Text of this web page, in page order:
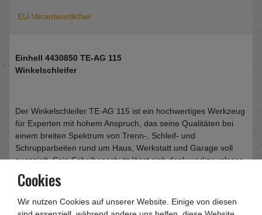
EU-Verantwortlicher
Einhell 4430850 TE-AG 115
Winkelschleifer
Der Winkelschleifer TE-AG 115 ist ein hochwertiges Werkzeug
für Experten mit hohem Anspruch, das seine Qualitäten bei
einem breiten Spektrum von Trenn-, Schleif- und
Schrupparbeiten rund um Haus, Werkstatt und Garage voll
ausspielt. Sein Scheibenschutz lässt sich dank werkzeugloser
Schnellverstellung im Handumdrehen an jede Aufgabe
anpassen, und die Spindelarretierung ermöglicht einfachen
und schnellen Werkzeugwechsel. Der TE-AG 115 ist mit einem
robusten, flachen Metallgetriebekopf ausgestattet, der für
Cookies
Wir nutzen Cookies auf unserer Website. Einige von diesen